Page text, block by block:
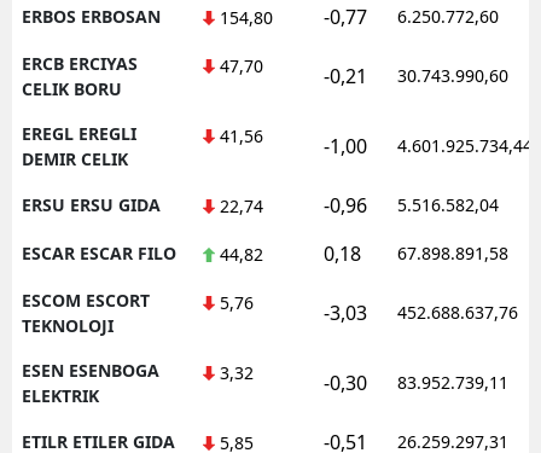
ERBOS ERBOSAN 154,80 -0,77 6.250.772,60
ERCB ERCIYAS
CELIK BORU
47,70 -0,21 30.743.990,60
EREGL EREGLI
DEMIR CELIK
41,56 -1,00 4.601.925.734,44
ERSU ERSU GIDA 22,74 -0,96 5.516.582,04
ESCAR ESCAR FILO 44,82 0,18 67.898.891,58
ESCOM ESCORT
TEKNOLOJI
5,76 -3,03 452.688.637,76
ESEN ESENBOGA
ELEKTRIK
3,32 -0,30 83.952.739,11
ETILR ETILER GIDA 5,85 -0,51 26.259.297,31